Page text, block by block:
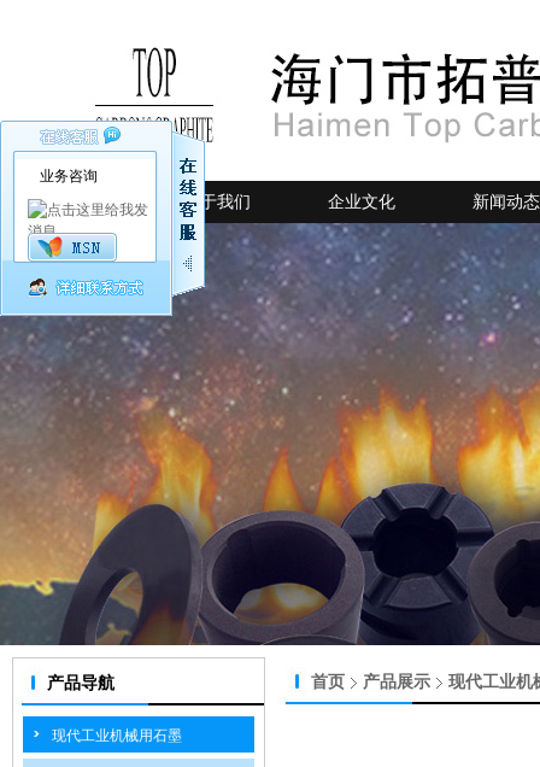
网站首页 关于我们 企业文化 新闻动态
产品导航
现代工业机械用石墨
首页 产品展示 现代工业机
业务咨询